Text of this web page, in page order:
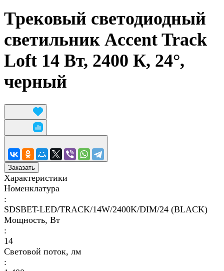
Трековый светодиодный
светильник Accent Track
Loft 14 Вт, 2400 К, 24°,
черный
Заказать
Характеристики
Номенклатура
:
SDSBET-LED/TRACK/14W/2400K/DIM/24 (BLACK)
Мощность, Вт
:
14
Световой поток, лм
: